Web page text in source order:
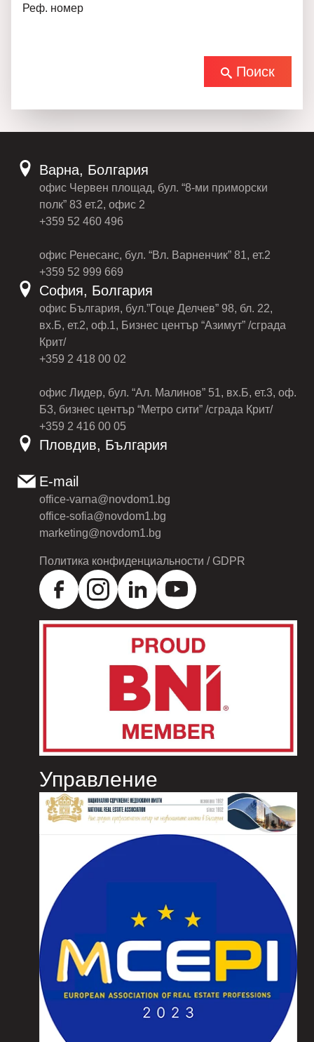
Реф. номер
Поиск
Варна, Болгария
офис Червен площад, бул. “8-ми приморски
полк” 83 ет.2, офис 2
+359 52 460 496
офис Ренесанс, бул. “Вл. Варненчик” 81, ет.2
+359 52 999 669
София, Болгария
офис България, бул.”Гоце Делчев” 98, бл. 22,
вх.Б, ет.2, оф.1, Бизнес център “Азимут” /сграда
Крит/
+359 2 418 00 02
офис Лидер, бул. “Ал. Малинов” 51, вх.Б, ет.3, оф.
Б3, бизнес център “Метро сити” /сграда Крит/
+359 2 416 00 05
Пловдив, България
E-mail
office-varna@novdom1.bg
office-sofia@novdom1.bg
marketing@novdom1.bg
Политика конфиденциальности / GDPR
Управление